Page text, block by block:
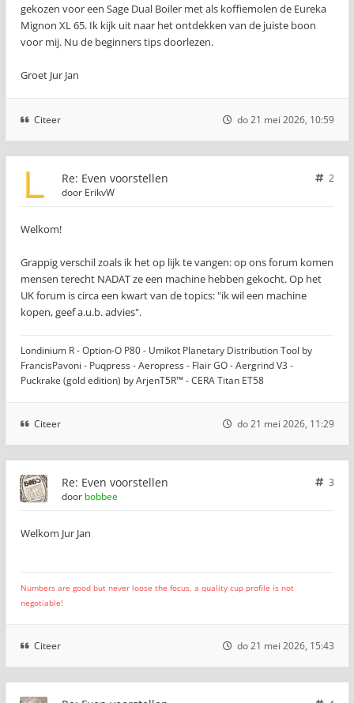
gekozen voor een Sage Dual Boiler met als koffiemolen de Eureka
Mignon XL 65. Ik kijk uit naar het ontdekken van de juiste boon
voor mij. Nu de beginners tips doorlezen.
Groet Jur Jan
Citeer do 21 mei 2026, 10:59
Re: Even voorstellen
2
door ErikvW
Welkom!
Grappig verschil zoals ik het op lijk te vangen: op ons forum komen
mensen terecht NADAT ze een machine hebben gekocht. Op het
UK forum is circa een kwart van de topics: "ik wil een machine
kopen, geef a.u.b. advies".
Londinium R - Option-O P80 - Umikot Planetary Distribution Tool by
FrancisPavoni - Puqpress - Aeropress - Flair GO - Aergrind V3 -
Puckrake (gold edition) by ArjenT5R™ - CERA Titan ET58
Citeer do 21 mei 2026, 11:29
Re: Even voorstellen
3
door bobbee
Welkom Jur Jan
Numbers are good but never loose the focus, a quality cup profile is not
negotiable!
Citeer do 21 mei 2026, 15:43